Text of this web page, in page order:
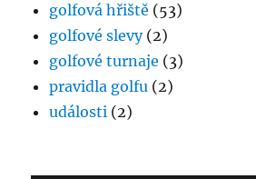
golfová hřiště (53)
golfové slevy(2)
golfové turnaje (3)
pravidla golfu (2)
události (2)